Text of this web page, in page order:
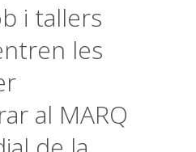
i tallers
les
al MARQ